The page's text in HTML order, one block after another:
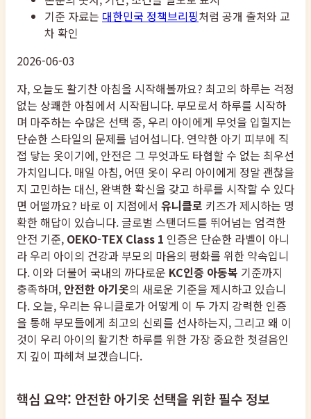
기준 자료는 대한민국 정책브리핑처럼 공개 출처와 교
차 확인
2026-06-03
자, 오늘도 활기찬 아침을 시작해볼까요? 최고의 하루는 걱정
없는 상쾌한 아침에서 시작됩니다. 부모로서 하루를 시작하
며 마주하는 수많은 선택 중, 우리 아이에게 무엇을 입힐지는
단순한 스타일의 문제를 넘어섭니다. 연약한 아기 피부에 직
접 닿는 옷이기에, 안전은 그 무엇과도 타협할 수 없는 최우선
가치입니다. 매일 아침, 어떤 옷이 우리 아이에게 정말 괜찮을
지 고민하는 대신, 완벽한 확신을 갖고 하루를 시작할 수 있다
면 어떨까요? 바로 이 지점에서 유니클로 키즈가 제시하는 명
확한 해답이 있습니다. 글로벌 스탠더드를 뛰어넘는 엄격한
안전 기준, OEKO-TEX Class 1 인증은 단순한 라벨이 아니
라 우리 아이의 건강과 부모의 마음의 평화를 위한 약속입니
다. 이와 더불어 국내의 까다로운 KC인증 아동복 기준까지
충족하며, 안전한 아기옷의 새로운 기준을 제시하고 있습니
다. 오늘, 우리는 유니클로가 어떻게 이 두 가지 강력한 인증
을 통해 부모들에게 최고의 신뢰를 선사하는지, 그리고 왜 이
것이 우리 아이의 활기찬 하루를 위한 가장 중요한 첫걸음인
지 깊이 파헤쳐 보겠습니다.
핵심 요약: 안전한 아기옷 선택을 위한 필수 정보